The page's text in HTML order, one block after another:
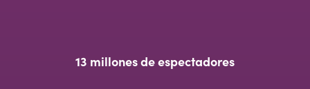
13 millones de espectadores